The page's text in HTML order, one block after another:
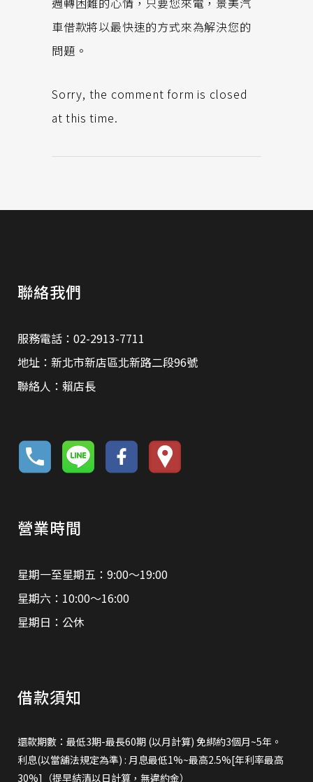
車借款將以最快速的方式來為解決您的
問題。
Sorry, the comment form is closed
at this time.
聯絡我們
服務電話：02-2913-7711
地址：新北市新店區北新路二段96號
聯絡人：賴店長
營業時間
星期一至星期五：9:00～19:00
星期六：10:00～16:00
星期日：公休
借款須知
還款期數：最低3期-最長60期 (以月計算) 免綁約3個月~5年。
利息(以當舖法規定為準) : 月息最低1%~最高2.5%[年利率最高
30%]（提早結清以日計算，無違約金）